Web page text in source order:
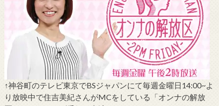
↑神谷町のテレビ東京でBSジャパンにて毎週金曜日14:00~よ
り放映中で住吉美紀さんがMCをしている「オンナの解放